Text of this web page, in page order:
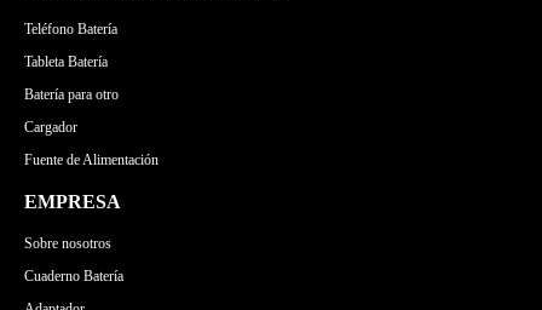
Teléfono Batería
Tableta Batería
Batería para otro
Cargador
Fuente de Alimentación
EMPRESA
Sobre nosotros
Cuaderno Batería